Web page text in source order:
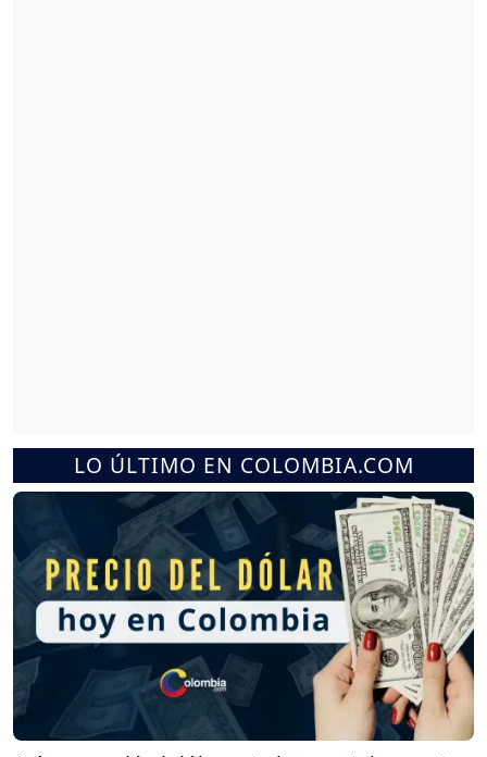
LO ÚLTIMO EN COLOMBIA.COM